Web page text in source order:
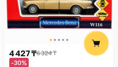
4 427 ₸6 324 ₸
-30%